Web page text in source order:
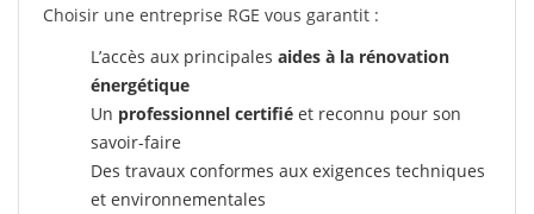
Choisir une entreprise RGE vous garantit :
L’accès aux principales aides à la rénovation
énergétique
Un professionnel certifié et reconnu pour son
savoir-faire
Des travaux conformes aux exigences techniques
et environnementales